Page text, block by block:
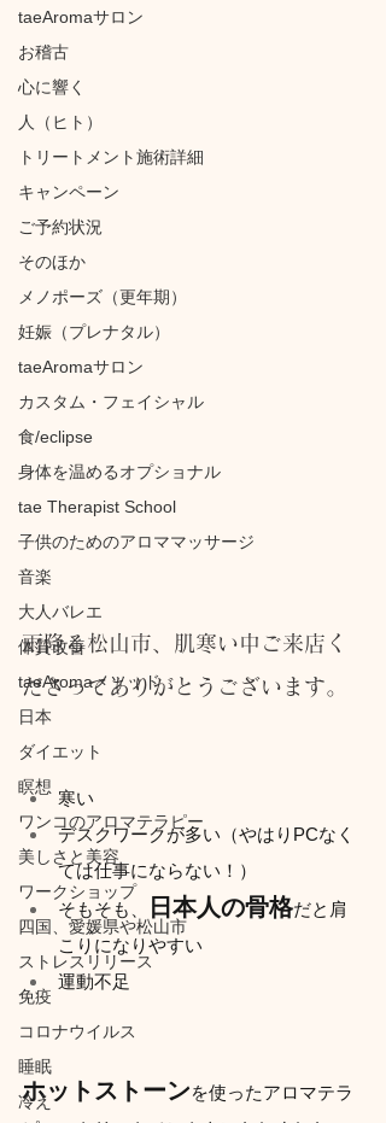
taeAromaサロン
お稽古
心に響く
人（ヒト）
トリートメント施術詳細
キャンペーン
ご予約状況
そのほか
メノポーズ（更年期）
妊娠（プレナタル）
taeAromaサロン
カスタム・フェイシャル
食/eclipse
身体を温めるオプショナル
tae Therapist School
子供のためのアロママッサージ
音楽
大人バレエ
体質改善
taeAromaメソッド
日本
ダイエット
瞑想
ワンコのアロマテラピー
美しさと美容
ワークショップ
四国、愛媛県や松山市
ストレスリリース
免疫
コロナウイルス
睡眠
冷え
雨降る松山市、肌寒い中ご来店く
ださってありがとうございます。
寒い
デスクワークが多い（やはりPCなく
ては仕事にならない！）
そもそも、
日本人の骨格だと肩
こりになりやすい
運動不足
ホットストーンを使ったアロマテラ